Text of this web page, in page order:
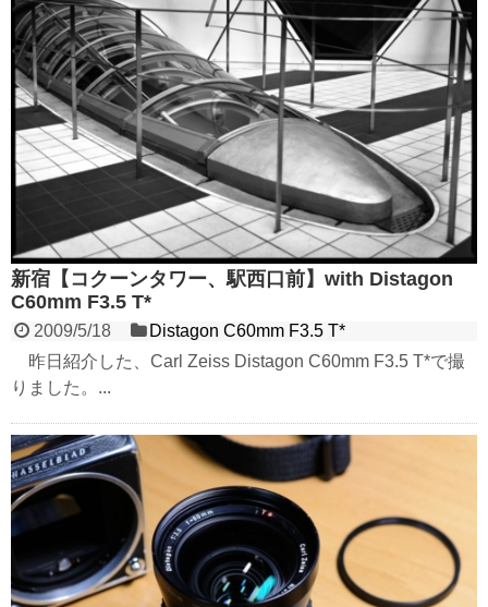
新宿【コクーンタワー、駅西口前】with Distagon
C60mm F3.5 T*
2009/5/18
Distagon C60mm F3.5 T*
昨日紹介した、Carl Zeiss Distagon C60mm F3.5 T*で撮
りました。...